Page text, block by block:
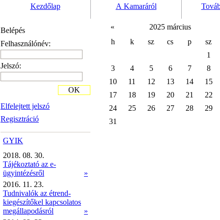
Kezdőlap A Kamaráról
Belépés
Felhasználónév:
Jelszó:
Elfelejtett jelszó
Regisztráció
OK
GYIK
2018. 08. 30.
Tájékoztató az e-
ügyintézésről
»
2016. 11. 23.
Tudnivalók az étrend-
kiegészítőkel kapcsolatos
megállapodásról
»
«
2025 március
h
k sz cs p
sz
1
3
4 5 6 7
8
10
11 12 13 14
15
17
18 19 20 21
22
24
25 26 27 28
29
31